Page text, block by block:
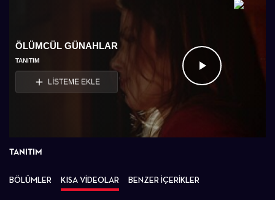
Videoyu
ÖLÜMCÜL GÜNAHLAR
TANITIM
LİSTEME EKLE
TANITIM
BÖLÜMLER KISA VİDEOLAR BENZER İÇERİKLER